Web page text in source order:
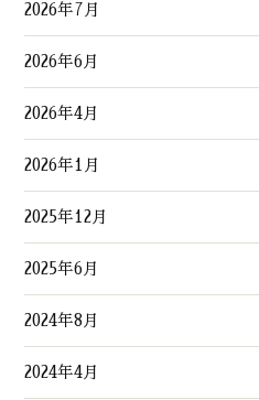
2026年7月
2026年6月
2026年4月
2026年1月
2025年12月
2025年6月
2024年8月
2024年4月